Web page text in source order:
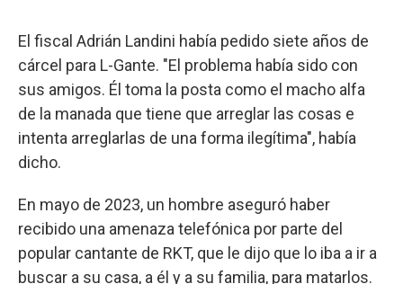
El fiscal Adrián Landini había pedido siete años de
cárcel para L-Gante. "El problema había sido con
sus amigos. Él toma la posta como el macho alfa
de la manada que tiene que arreglar las cosas e
intenta arreglarlas de una forma ilegítima", había
dicho.
En mayo de 2023, un hombre aseguró haber
recibido una amenaza telefónica por parte del
popular cantante de RKT, que le dijo que lo iba a ir a
buscar a su casa, a él y a su familia, para matarlos.